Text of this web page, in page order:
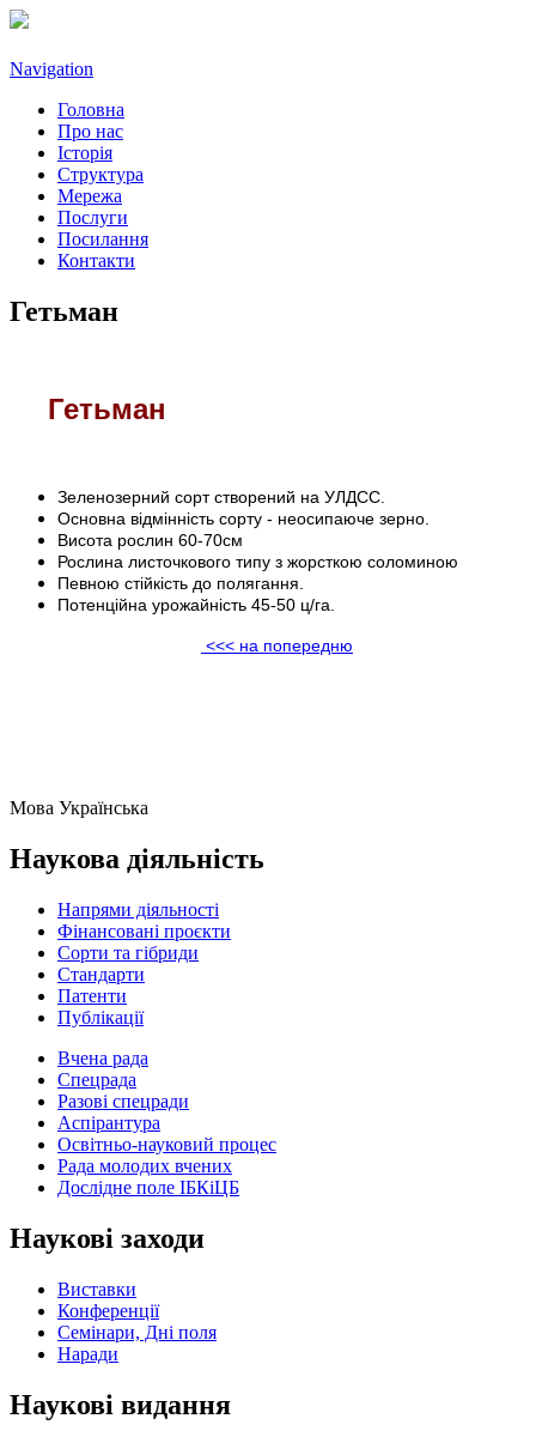
Navigation
Головна
Про нас
Історія
Структура
Мережа
Послуги
Посилання
Контакти
Гетьман
Гетьман
Зеленозерний сорт створений на УЛДСС.
Основна відмінність сорту - неосипаюче зерно.
Висота рослин 60-70см
Рослина листочкового типу з жорсткою соломиною
Певною стійкість до полягання.
Потенційна урожайність 45-50 ц/га.
<<< на попередню
Мова Українська
Наукова діяльність
Напрями діяльності
Фінансовані проєкти
Сорти та гібриди
Стандарти
Патенти
Публікації
Вчена рада
Спецрада
Разові спецради
Аспірантура
Освітньо-науковий процес
Рада молодих вчених
Дослідне поле ІБКіЦБ
Наукові заходи
Виставки
Конференції
Семінари, Дні поля
Наради
Наукові видання